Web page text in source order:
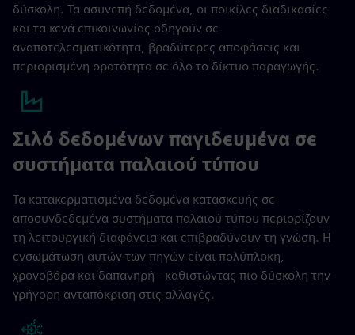
δύσκολη. Τα ασυνεπή δεδομένα, οι ποικίλες διαδικασίες
και τα κενά επικοινωνίας οδηγούν σε
αναποτελεσματικότητα, βραδύτερες αποφάσεις και
περιορισμένη ορατότητα σε όλο το δίκτυο παραγωγής.
Σιλό δεδομένων παγιδευμένα σε
συστήματα παλαιού τύπου
Τα κατακερματισμένα δεδομένα κατασκευής σε
αποσυνδεδεμένα συστήματα παλαιού τύπου περιορίζουν
τη λειτουργική διαφάνεια και επιβραδύνουν τη γνώση. Η
ενσωμάτωση αυτών των πηγών είναι πολύπλοκη,
χρονοβόρα και δαπανηρή - καθιστώντας πιο δύσκολη την
γρήγορη ανταπόκριση στις αλλαγές.